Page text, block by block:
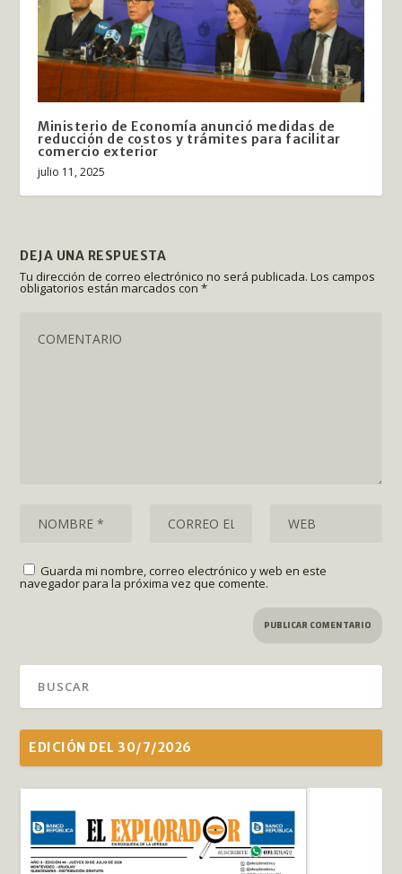
Ministerio de Economía anunció medidas de
reducción de costos y trámites para facilitar
comercio exterior
julio 11, 2025
DEJA UNA RESPUESTA
Tu dirección de correo electrónico no será publicada. Los campos
obligatorios están marcados con*
Guarda mi nombre, correo electrónico y web en este
navegador para la próxima vez que comente.
EDICIÓN DEL 30/7/2026